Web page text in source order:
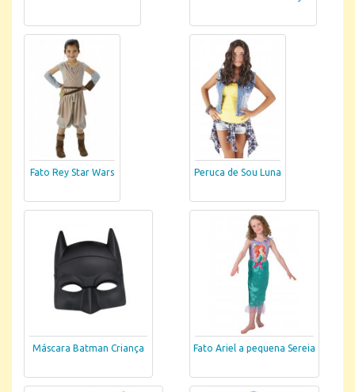
Fato Rey Star Wars Peruca de Sou Luna
Máscara Batman Criança Fato Ariel a pequena Sereia